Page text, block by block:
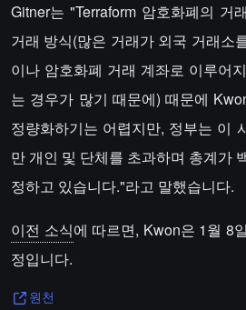
Gitner는 "Terraform 암호화폐의 거
거래 방식(많은 거래가 외국 거래소
이나 암호화폐 거래 계좌로 이루어
는 경우가 많기 때문에) 때문에
정량화하기는 어렵지만, 정부는 이
만 개인 및 단체를 초과하며 총계가
정하고 있습니다."라고 말했습니다.
이전 소식에 따르면, Kwon은 1월 8
정입니다.
원천